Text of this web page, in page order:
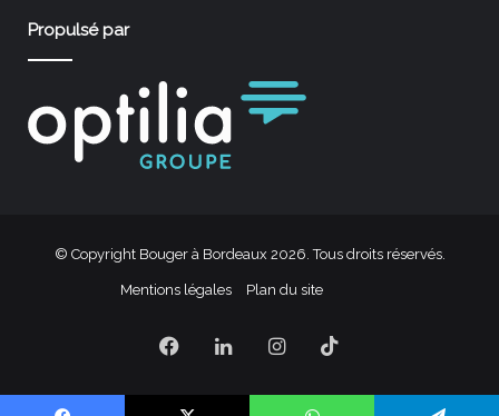
Propulsé par
© Copyright Bouger à Bordeaux 2026. Tous droits réservés.
Mentions légales Plan du site
Facebook
LinkedinInstagram